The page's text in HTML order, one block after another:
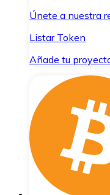
Únete a nuestra
Listar Token
Añade tu